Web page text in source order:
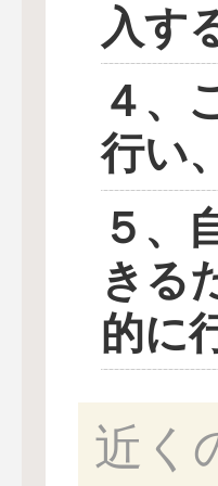
入す
４、
行い、
５、
きる
的に
近く